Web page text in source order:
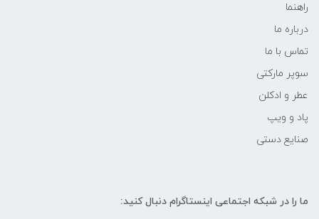
راهنما
درباره ما
تماس با ما
سوپر مارکتی
عطر و ادکلن
پاد و ویپ
صنایع دستی
ما را در شبکه‌ اجتماعی اینستاگرام دنبال کنید: